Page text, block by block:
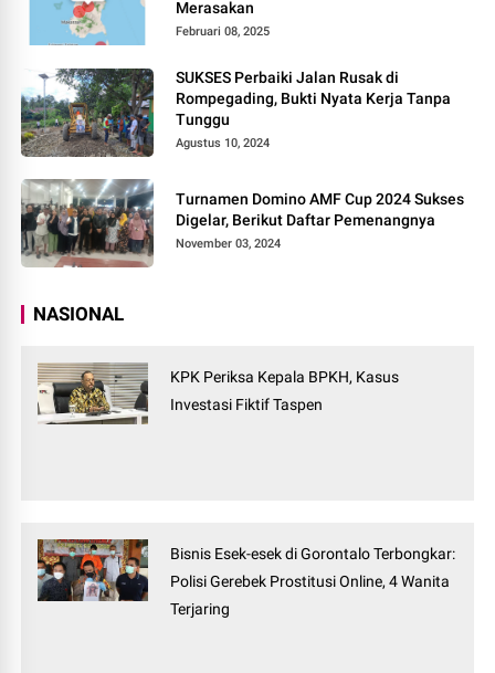
Merasakan
Februari 08, 2025
SUKSES Perbaiki Jalan Rusak di
Rompegading, Bukti Nyata Kerja Tanpa
Tunggu
Agustus 10, 2024
Turnamen Domino AMF Cup 2024 Sukses
Digelar, Berikut Daftar Pemenangnya
November 03, 2024
NASIONAL
KPK Periksa Kepala BPKH, Kasus
Investasi Fiktif Taspen
Bisnis Esek-esek di Gorontalo Terbongkar:
Polisi Gerebek Prostitusi Online, 4 Wanita
Terjaring